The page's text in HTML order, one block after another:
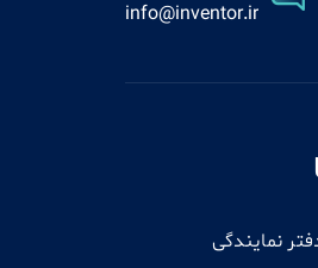
info@inventor.ir
نمایندگی